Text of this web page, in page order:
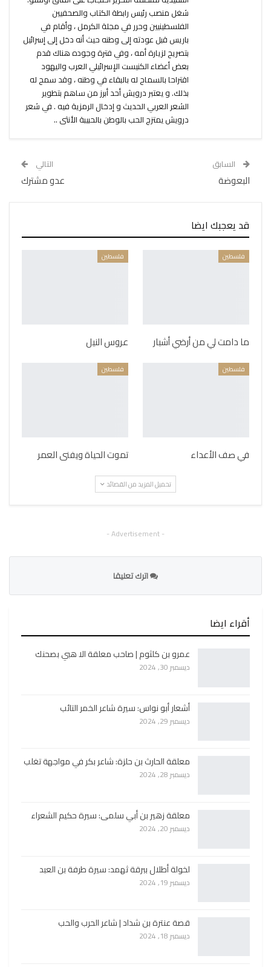
شغل منصب رئيس رابطة الكتاب والصحفيين
الفلسطينيين وحرر في مجلة الكرمل ، وأقام في
باريس قبل عودته إلى وطنه حيث أنه دخل إلى إسرائيل
بتصريح لزيارة أمه ، وفي فترة وجوده هناك قدم
بعض أعضاء الكنيست الإسرائيلي العرب واليهود
اقتراحا بالسماح له بالبقاء في وطنه ، وقد سمح له
بذلك. و يعتبر درويش أحد أبرز من ساهم بتطوير
الشعر العربي الحديث و إدخال الرمزية فيه . في شعر
درويش يمتزج الحب بالوطن بالحبيبة الأنثى ..
السابق
البعوضة
التالي
عدو مشترك
قد يعجبك ايضا
فلسطين
ما دامت لي من أرضي أشبار
فلسطين
عروس النيل
فلسطين
في صف الأعداء
فلسطين
تموت الحياة ويفنى العمر
تحميل المزيد من القصائد
- Advertisement -
اترك تعليقا
أقراء ايضا
عمرو بن كلثوم | صاحب معلقة الا هبي بصحنك
ديسمبر 30, 2024
أشعار أبو نواس: سيرة شاعر الخمر التائب
ديسمبر 29, 2024
معلقة الحارث بن حلزة: شاعر بكر في مواجهة تغلب
ديسمبر 28, 2024
معلقة زهير بن أبي سلمى: سيرة حكيم الشعراء
ديسمبر 20, 2024
لخولة أطلال ببرقة ثهمد: سيرة طرفة بن العبد
ديسمبر 19, 2024
قصة عنترة بن شداد | شاعر الحرب والحب
ديسمبر 18, 2024